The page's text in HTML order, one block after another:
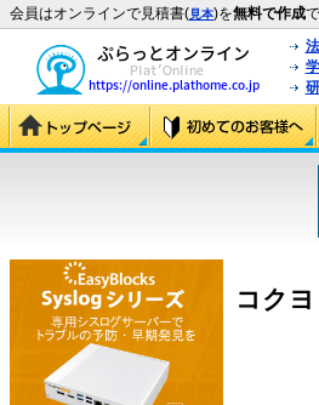
会員はオンラインで見積書(見本)を無料で作成
コク